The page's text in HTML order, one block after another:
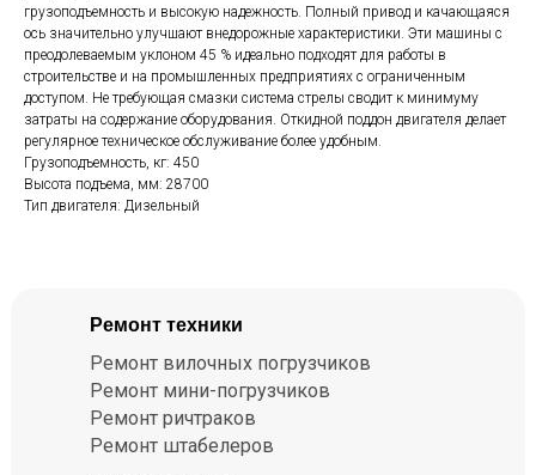
грузоподъемность и высокую надежность. Полный привод и качающаяся
ось значительно улучшают внедорожные характеристики. Эти машины с
преодолеваемым уклоном 45 % идеально подходят для работы в
строительстве и на промышленных предприятиях с ограниченным
доступом. Не требующая смазки система стрелы сводит к минимуму
затраты на содержание оборудования. Откидной поддон двигателя делает
регулярное техническое обслуживание более удобным.
Грузоподъемность, кг: 450
Высота подъема, мм: 28700
Тип двигателя: Дизельный
Ремонт вилочных погрузчиков
Ремонт мини-погрузчиков
Ремонт ричтраков
Ремонт штабелеров
Ремонт техники